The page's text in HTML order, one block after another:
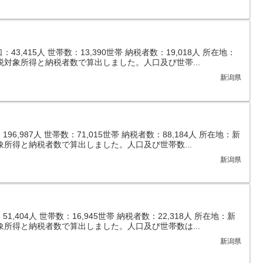
43,415人 世帯数：13,390世帯 納税者数：19,018人 所在地：
象所得と納税者数で算出しました。人口及び世帯...
新潟県
人 世帯数：71,015世帯 納税者数：88,184人 所在地：新
得と納税者数で算出しました。人口及び世帯数...
新潟県
人 世帯数：16,945世帯 納税者数：22,318人 所在地：新
得と納税者数で算出しました。人口及び世帯数は...
新潟県